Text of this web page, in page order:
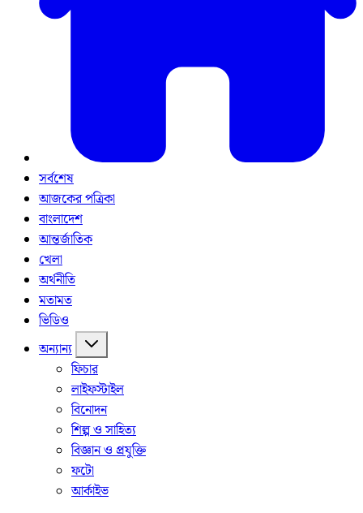
সর্বশেষ
আজকের পত্রিকা
বাংলাদেশ
আন্তর্জাতিক
খেলা
অর্থনীতি
মতামত
ভিডিও
অন্যান্য
ফিচার
লাইফস্টাইল
বিনোদন
শিল্প ও সাহিত্য
বিজ্ঞান ও প্রযুক্তি
ফটো
আর্কাইভ